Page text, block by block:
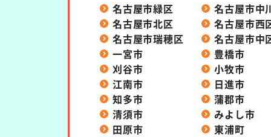
名古屋市緑区
名古屋市中
名古屋市北区
名古屋市西
名古屋市瑞穂区
名古屋市中
一宮市
豊橋市
刈谷市
小牧市
江南市
日進市
知多市
蒲郡市
清須市
みよし市
田原市
東浦町